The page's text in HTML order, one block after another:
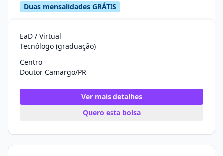
Duas mensalidades GRÁTIS
EaD / Virtual
Tecnólogo (graduação)
Centro
Doutor Camargo/PR
Ver mais detalhes
Quero esta bolsa